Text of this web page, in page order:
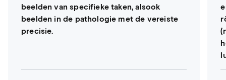
beelden van specifieke taken, alsook
beelden in de pathologie met de vereiste
precisie.